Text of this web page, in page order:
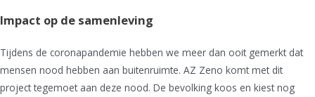
Impact op de samenleving
Tijdens de coronapandemie hebben we meer dan ooit gemerkt dat
mensen nood hebben aan buitenruimte. AZ Zeno komt met dit
project tegemoet aan deze nood. De bevolking koos en kiest nog